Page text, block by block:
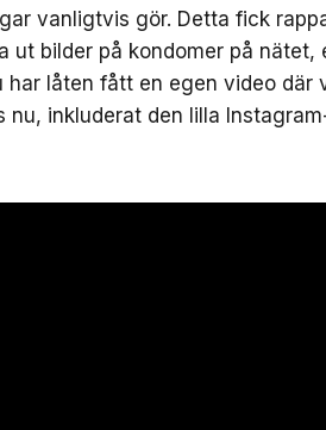
vanligtvis gör. Detta fick
ut bilder på kondomer på nätet,
har låten fått en egen video
nu, inkluderat den lilla